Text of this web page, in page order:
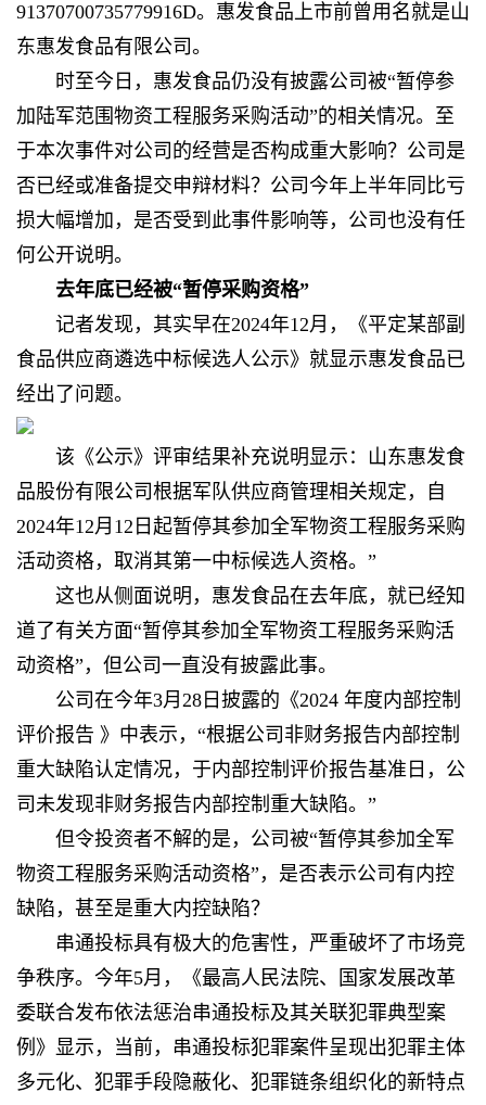
91370700735779916D。惠发食品上市前曾用名就是山
东惠发食品有限公司。
时至今日，惠发食品仍没有披露公司被“暂停参
加陆军范围物资工程服务采购活动”的相关情况。至
于本次事件对公司的经营是否构成重大影响？公司是
否已经或准备提交申辩材料？公司今年上半年同比亏
损大幅增加，是否受到此事件影响等，公司也没有任
何公开说明。
去年底已经被“暂停采购资格”
记者发现，其实早在2024年12月，《平定某部副
食品供应商遴选中标候选人公示》就显示惠发食品已
经出了问题。
该《公示》评审结果补充说明显示：山东惠发食
品股份有限公司根据军队供应商管理相关规定，自
2024年12月12日起暂停其参加全军物资工程服务采购
活动资格，取消其第一中标候选人资格。”
这也从侧面说明，惠发食品在去年底，就已经知
道了有关方面“暂停其参加全军物资工程服务采购活
动资格”，但公司一直没有披露此事。
公司在今年3月28日披露的《2024 年度内部控制
评价报告 》中表示，“根据公司非财务报告内部控制
重大缺陷认定情况，于内部控制评价报告基准日，公
司未发现非财务报告内部控制重大缺陷。”
但令投资者不解的是，公司被“暂停其参加全军
物资工程服务采购活动资格”，是否表示公司有内控
缺陷，甚至是重大内控缺陷？
串通投标具有极大的危害性，严重破坏了市场竞
争秩序。今年5月，《最高人民法院、国家发展改革
委联合发布依法惩治串通投标及其关联犯罪典型案
例》显示，当前，串通投标犯罪案件呈现出犯罪主体
多元化、犯罪手段隐蔽化、犯罪链条组织化的新特点